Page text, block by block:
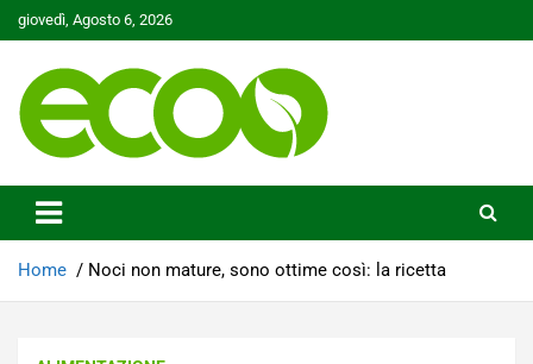
Skip
to
giovedì, Agosto 6, 2026
Ecoo.it
Home Noci non mature, sono ottime così: la ricetta